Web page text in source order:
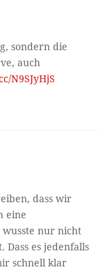
sondern die
auch
N9SJyHjS
dass wir
eine
wusste nur nicht
es jedenfalls
schnell klar